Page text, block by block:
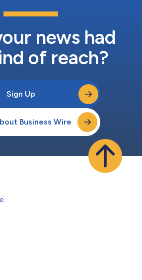
news had
of reach?
Sign Up
Business Wire